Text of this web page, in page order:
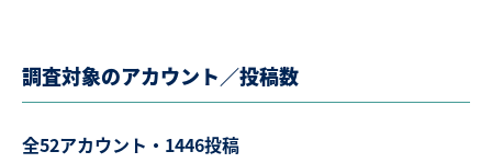
調査対象のアカウント／投稿数
全52アカウント・1446投稿